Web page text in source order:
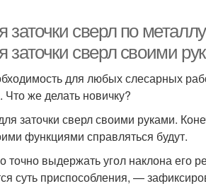
заточки сверл по
заточки сверл своими
для любых слесарных
же делать новичку?
заточки сверл своими руками.
функциями справляться будут.
точно выдержать угол наклона его
суть приспособления, —